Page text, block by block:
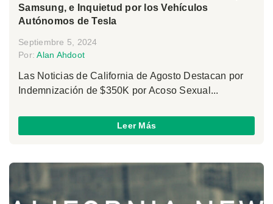
Samsung, e Inquietud por los Vehículos
Autónomos de Tesla
Septiembre 5, 2024
Por:Alan Ahdoot
Las Noticias de California de Agosto Destacan por
Indemnización de $350K por Acoso Sexual...
Leer Más